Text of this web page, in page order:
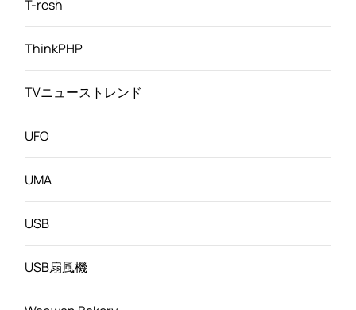
T-resh
ThinkPHP
TVニューストレンド
UFO
UMA
USB
USB扇風機